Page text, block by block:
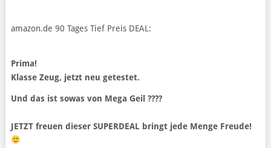
amazon.de 90 Tages Tief Preis DEAL:
Prima!
Klasse Zeug, jetzt neu getestet.
Und das ist sowas von Mega Geil ????
JETZT freuen dieser SUPERDEAL bringt jede Menge Freude!